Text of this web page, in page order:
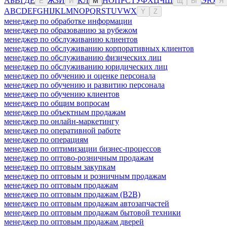
ABCDEFGHIJKLMNOPQRSTUVWX Y Z
менеджер по обработке информации
менеджер по образованию за рубежом
менеджер по обслуживанию клиентов
менеджер по обслуживанию корпоративных клиентов
менеджер по обслуживанию физических лиц
менеджер по обслуживанию юридических лиц
менеджер по обучению и оценке персонала
менеджер по обучению и развитию персонала
менеджер по обучению клиентов
менеджер по общим вопросам
менеджер по объектным продажам
менеджер по онлайн-маркетингу
менеджер по оперативной работе
менеджер по операциям
менеджер по оптимизации бизнес-процессов
менеджер по оптово-розничным продажам
менеджер по оптовым закупкам
менеджер по оптовым и розничным продажам
менеджер по оптовым продажам
менеджер по оптовым продажам (B2B)
менеджер по оптовым продажам автозапчастей
менеджер по оптовым продажам бытовой техники
менеджер по оптовым продажам дверей